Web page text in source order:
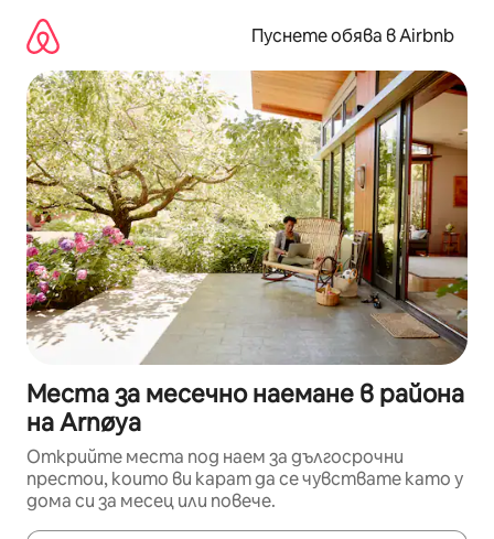
съдържанието
Пуснете обява в Airbnb
Места за месечно наемане в района
на Arnøya
Открийте места под наем за дългосрочни
престои, които ви карат да се чувствате като у
дома си за месец или повече.